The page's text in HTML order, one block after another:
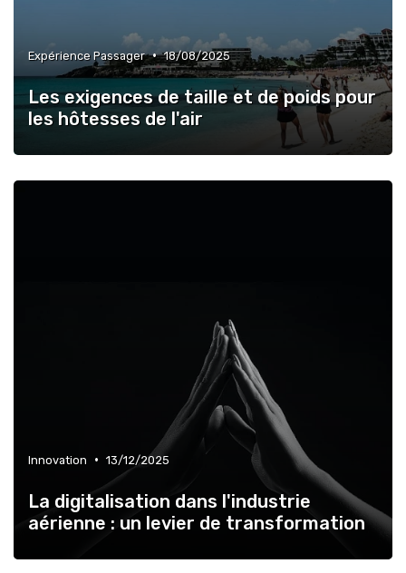
Expérience Passager • 18/08/2025
Les exigences de taille et de poids pour
les hôtesses de l'air
Innovation • 13/12/2025
La digitalisation dans l'industrie
aérienne : un levier de transformation